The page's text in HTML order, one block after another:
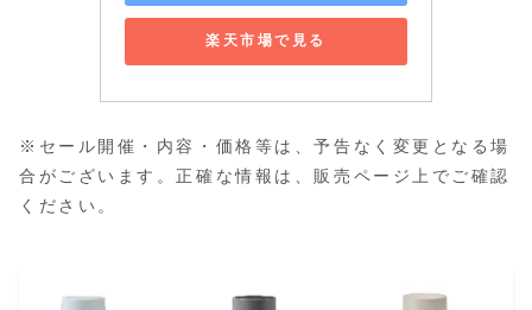
楽天市場で見る
※セール開催・内容・価格等は、予告なく変更となる場
合がございます。正確な情報は、販売ページ上でご確認
ください。